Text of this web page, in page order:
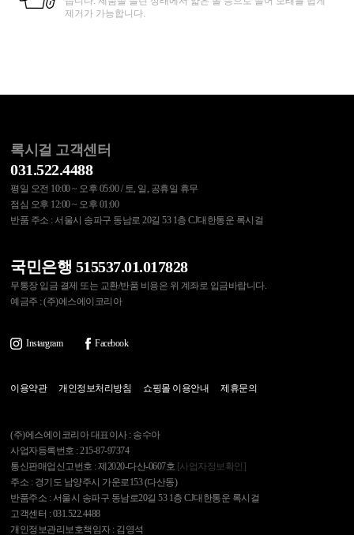
제거가 가능합니다.
록시걸 고객센터
031.522.4488
평일 오전 10:00 ~ 오후 05:00 / 토, 일, 공휴일 휴무
점심 오후 12:00 ~ 오후 01:00
반품 주소 : 서울시 송파구 동남로 20길 53 1층 CJ대한통운 록시걸
국민은행 515537.01.017828
무통장 입금 결제 또는 교환/반품 비용은 위 계좌로 입금바랍니다.
예금주 : (주)에스에이코리아
Instargram Facebook
이용약관 개인정보처리방침 쇼핑몰 이용안내 제휴문의
(주)에스에이코리아 대표이사 : 송수아
사업자등록번호 : 215-87-97374
통신판매업신고번호 : 제2020-다산-0607호 [사업자정보확인]
주소 : 경기도 남양주시 가운로153 (다산동)
반품주소 : 서울시 송파구 동남로20길 53 1층 CJ대한통운 록시걸
고객센터 : 031.522.4488
개인정보관리보호책임자 : 김영석